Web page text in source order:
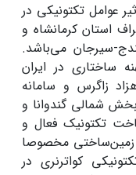
عوامل تکتونیکی در
استان کرمانشاه و
سیرجان می‌باشد.
ساختاری در ایران
زاگرس و سامانه
شمالی گندوانا و
تکتونیک فعال و
زمین‌ساختی مخصوصا
کواترنری در